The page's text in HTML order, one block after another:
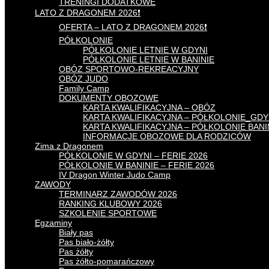
LATO Z DRAGONEM 2026❗
OFERTA – LATO Z DRAGONEM 2026❗
PÓŁKOLONIE
PÓŁKOLONIE LETNIE W GDYNI
PÓŁKOLONIE LETNIE W BANINIE
OBÓZ SPORTOWO-REKREACYJNY
OBÓZ JUDO
Family Camp
DOKUMENTY OBOZOWE
KARTA KWALIFIKACYJNA – OBÓZ
KARTA KWALIFIKACYJNA –
KARTA KWALIFIKACYJNA – PÓŁKOLONIE
INFORMACJE OBOZOWE DLA RODZICÓW
Zima z Dragonem
PÓŁKOLONIE W GDYNI – FERIE 2026
PÓŁKOLONIE W BANINIE – FERIE 2026
IV Dragon Winter Judo Camp
ZAWODY
TERMINARZ ZAWODÓW 2026
RANKING KLUBOWY 2026
SZKOLENIE SPORTOWE
Egzaminy
Biały pas
Pas biało-żółty
Pas żółty
Pas żółto-pomarańczowy